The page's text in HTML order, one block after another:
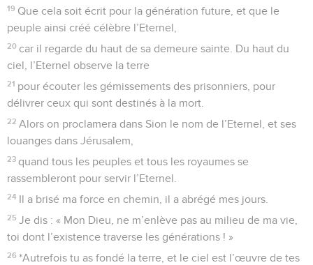
19 Que cela soit écrit pour la génération future, et que le
peuple ainsi créé célèbre l’Eternel,
20 car il regarde du haut de sa demeure sainte. Du haut du
ciel, l’Eternel observe la terre
21 pour écouter les gémissements des prisonniers, pour
délivrer ceux qui sont destinés à la mort.
22 Alors on proclamera dans Sion le nom de l’Eternel, et ses
louanges dans Jérusalem,
23 quand tous les peuples et tous les royaumes se
rassembleront pour servir l’Eternel.
24 Il a brisé ma force en chemin, il a abrégé mes jours.
25 Je dis : « Mon Dieu, ne m’enlève pas au milieu de ma vie,
toi dont l’existence traverse les générations ! »
26 *Autrefois tu as fondé la terre, et le ciel est l’œuvre de tes